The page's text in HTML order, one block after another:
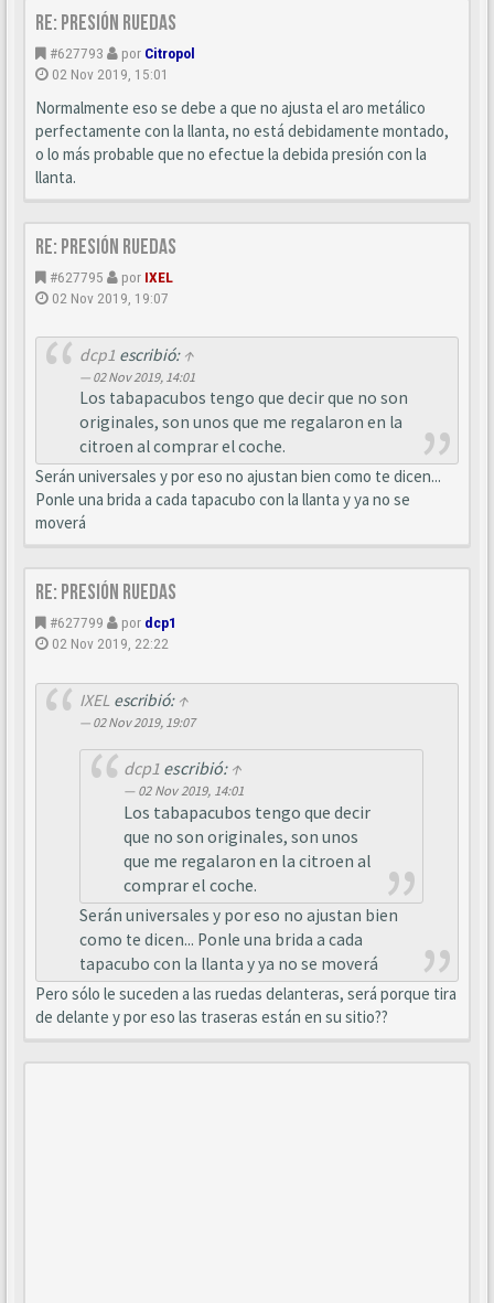
Re: Presión ruedas
#627793 por Citropol
02 Nov 2019, 15:01
Normalmente eso se debe a que no ajusta el aro metálico
perfectamente con la llanta, no está debidamente montado,
o lo más probable que no efectue la debida presión con la
llanta.
Re: Presión ruedas
#627795 por IXEL
02 Nov 2019, 19:07
dcp1 escribió: ↑
02 Nov 2019, 14:01
Los tabapacubos tengo que decir que no son
originales, son unos que me regalaron en la
citroen al comprar el coche.
Serán universales y por eso no ajustan bien como te dicen...
Ponle una brida a cada tapacubo con la llanta y ya no se
moverá
Re: Presión ruedas
#627799 por dcp1
02 Nov 2019, 22:22
IXEL escribió: ↑
02 Nov 2019, 19:07
dcp1 escribió: ↑
02 Nov 2019, 14:01
Los tabapacubos tengo que decir
que no son originales, son unos
que me regalaron en la citroen al
comprar el coche.
Serán universales y por eso no ajustan bien
como te dicen... Ponle una brida a cada
tapacubo con la llanta y ya no se moverá
Pero sólo le suceden a las ruedas delanteras, será porque tira
de delante y por eso las traseras están en su sitio??